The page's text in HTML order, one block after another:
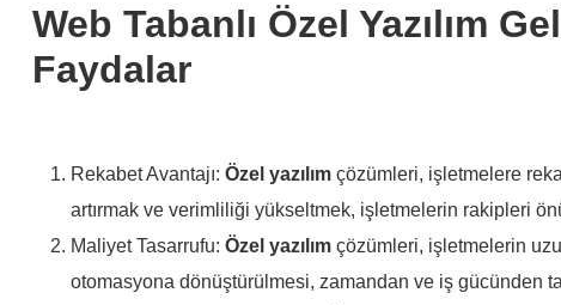
Web Tabanlı Özel Yazılım
Faydalar
Rekabet Avantajı: Özel yazılım çözümleri, işletmelere
artırmak ve verimliliği yükseltmek, işletmelerin rakipleri
Maliyet Tasarrufu: Özel yazılım çözümleri, işletmelerin
otomasyona dönüştürülmesi, zamandan ve iş gücünden